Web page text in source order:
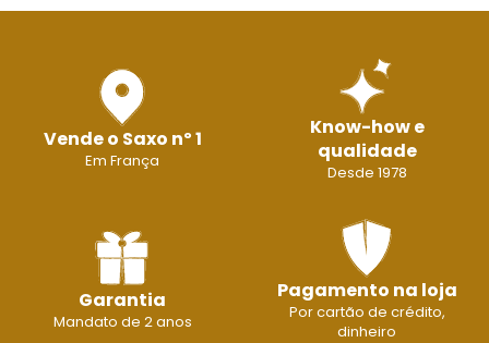
Vende o Saxo nº 1
Em França
Know-how e
qualidade
Desde 1978
Garantia
Mandato de 2 anos
Pagamento na loja
Por cartão de crédito,
dinheiro